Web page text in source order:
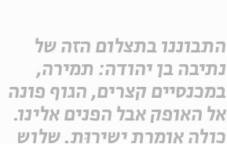
התבוננו בתצלום הזה של
נתיבה בן יהודה: תמירה,
במכנסיים קצרים, הגוף פונה
אל האופק אבל הפנים אלינו.
כולה אומרת ישירוּת. שלוש